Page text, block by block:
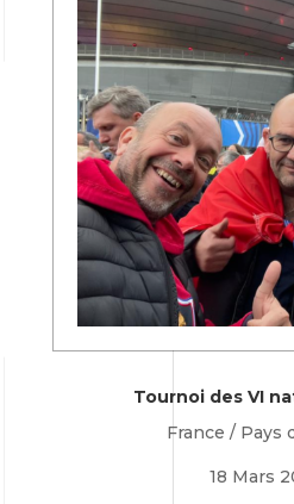
Tournoi des VI
France / Pays
18 Mars